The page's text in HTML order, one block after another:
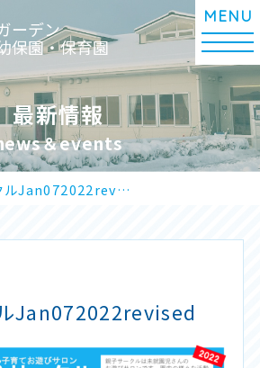
ーデン
保園・保育園
最新情報
＆events
ルJan072022rev…
Jan072022revised